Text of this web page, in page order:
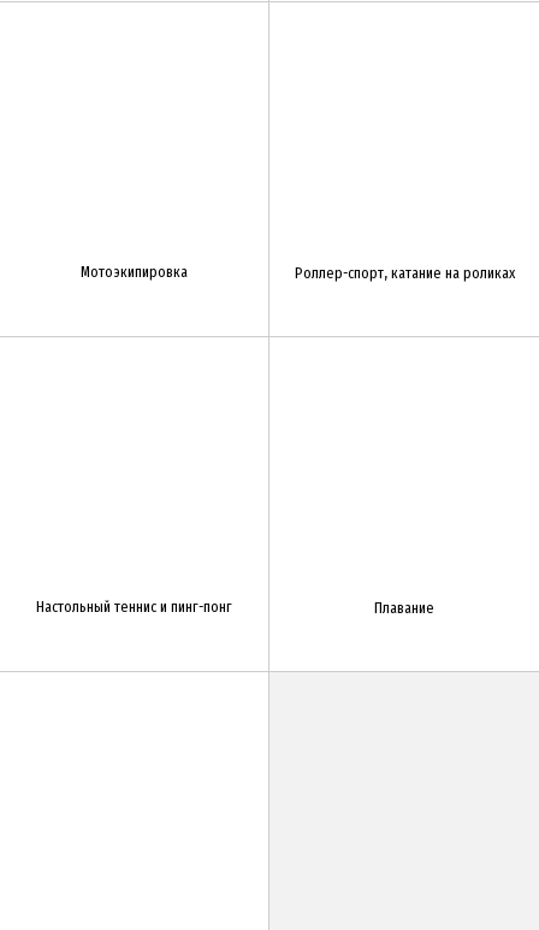
Мотоэкипировка Роллер-спорт, катание на роликах
Настольный теннис и пинг-понг Плавание